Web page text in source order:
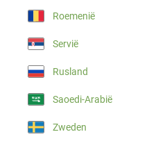
Roemenië
Servië
Rusland
Saoedi-Arabië
Zweden